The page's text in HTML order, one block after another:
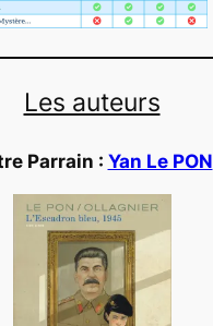
Les auteurs
Parrain : Yan Le PON